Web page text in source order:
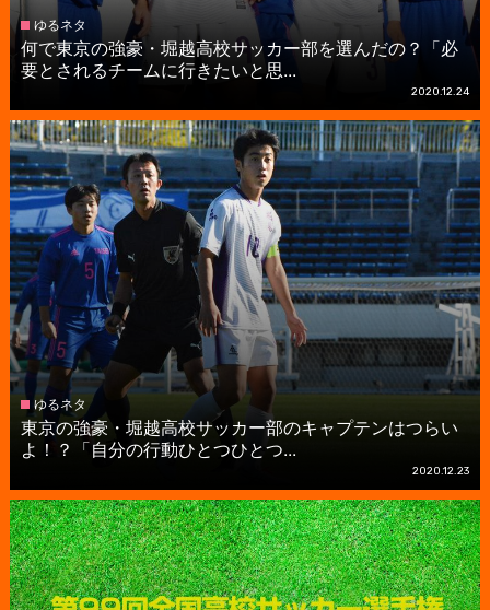
ゆるネタ
何で東京の強豪・堀越高校サッカー部を選んだの？「必
要とされるチームに行きたいと思...
2020.12.24
ゆるネタ
東京の強豪・堀越高校サッカー部のキャプテンはつらい
よ！？「自分の行動ひとつひとつ...
2020.12.23